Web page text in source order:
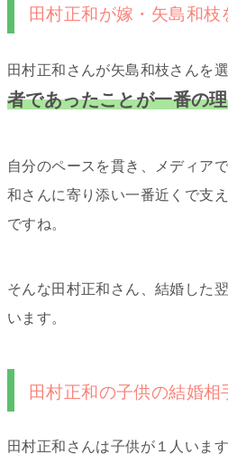
田村正和が嫁・矢島和枝
田村正和さんが矢島和枝さんを選
者であったことが一番の
自分のペースを貫き、メディア
和さんに寄り添い一番近くで支
ですね。
そんな田村正和さん、結婚した
います。
田村正和の子供の結婚相
田村正和さんは子供が１人いま